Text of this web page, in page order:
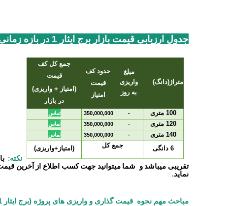
جدول ارزیابی قیمت بازار برج ایثار 1 در بازه زمانی یکماهه فعلی
متراژ(دانگ)
مبلغ
واریزی
به روز
حدود کف
قیمت
امتیاز
جمع کل کف
قیمت
(امتیاز + واریزی)
در بازار
100 متری
-
350,000,000 تماس
120 متری -
350,000,000 تماس
140 متری -
350,000,000 تماس
6 دانگی جمع کل
(امتیاز+واریزی)
نکته:
تقریبی میباشد و شما میتوانید جهت کسب اطلاع از آخرین
نماید.
مباحث مهم نحوه قیمت گذاری و واریزی های پروژه (برج ایثار 1